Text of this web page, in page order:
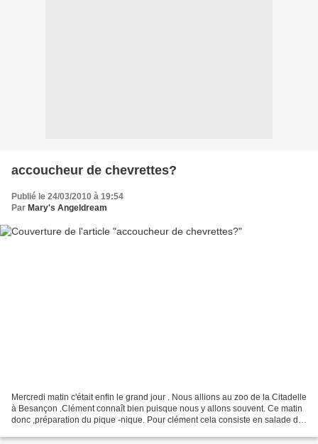
accoucheur de chevrettes?
Publié le 24/03/2010 à 19:54
Par Mary's Angeldream
Mercredi matin c'était enfin le grand jour . Nous allions au zoo de la Citadelle
à Besançon .Clément connaît bien puisque nous y allons souvent. Ce matin
donc ,préparation du pique -nique. Pour clément cela consiste en salade de